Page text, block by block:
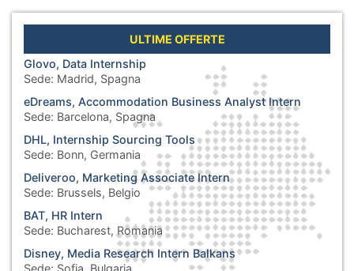
ULTIME OFFERTE
Glovo, Data Internship
Sede: Madrid, Spagna
eDreams, Accommodation Business Analyst Intern
Sede: Barcelona, Spagna
DHL, Internship Sourcing Tools
Sede: Bonn, Germania
Deliveroo, Marketing Associate Intern
Sede: Brussels, Belgio
BAT, HR Intern
Sede: Bucharest, Romania
Disney, Media Research Intern Balkans
Sede: Sofia, Bulgaria